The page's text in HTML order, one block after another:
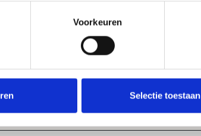
Voorkeuren
Selectie toestaan
volgende categorieën: